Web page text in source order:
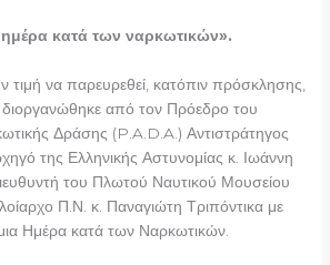
κατά των ναρκωτικών».
τιμή να παρευρεθεί, κατόπιν πρόσκλησης,
από τον Πρόεδρο του
Δράσης (P.A.D.A.) Αντιστράτηγος
της Ελληνικής Αστυνομίας κ. Ιωάννη
του Πλωτού Ναυτικού Μουσείου
Π.Ν. κ. Παναγιώτη Τριπόντικα με
Ημέρα κατά των Ναρκωτικών.